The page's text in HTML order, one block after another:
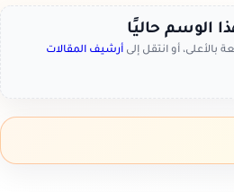
الوسم حاليًا
أو انتقل إلى أرشيف المقالات